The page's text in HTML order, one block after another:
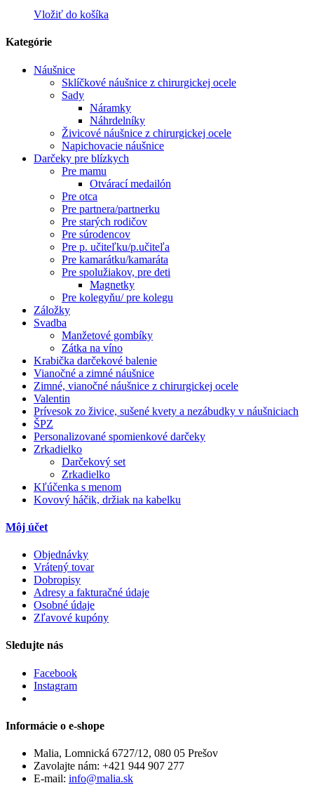
Vložiť do košíka
Kategórie
Náušnice
Sklíčkové náušnice z chirurgickej ocele
Sady
Náramky
Náhrdelníky
Živicové náušnice z chirurgickej ocele
Napichovacie náušnice
Darčeky pre blízkych
Pre mamu
Otvárací medailón
Pre otca
Pre partnera/partnerku
Pre starých rodičov
Pre súrodencov
Pre p. učiteľku/p.učiteľa
Pre kamarátku/kamaráta
Pre spolužiakov, pre deti
Magnetky
Pre kolegyňu/ pre kolegu
Záložky
Svadba
Manžetové gombíky
Zátka na víno
Krabička darčekové balenie
Vianočné a zimné náušnice
Zimné, vianočné náušnice z chirurgickej ocele
Valentin
Prívesok zo živice, sušené kvety a nezábudky v náušniciach
ŠPZ
Personalizované spomienkové darčeky
Zrkadielko
Darčekový set
Zrkadielko
Kľúčenka s menom
Kovový háčik, držiak na kabelku
Môj účet
Objednávky
Vrátený tovar
Dobropisy
Adresy a fakturačné údaje
Osobné údaje
Zľavové kupóny
Sledujte nás
Facebook
Instagram
Informácie o e-shope
Malia, Lomnická 6727/12, 080 05 Prešov
Zavolajte nám: +421 944 907 277
E-mail: info@malia.sk